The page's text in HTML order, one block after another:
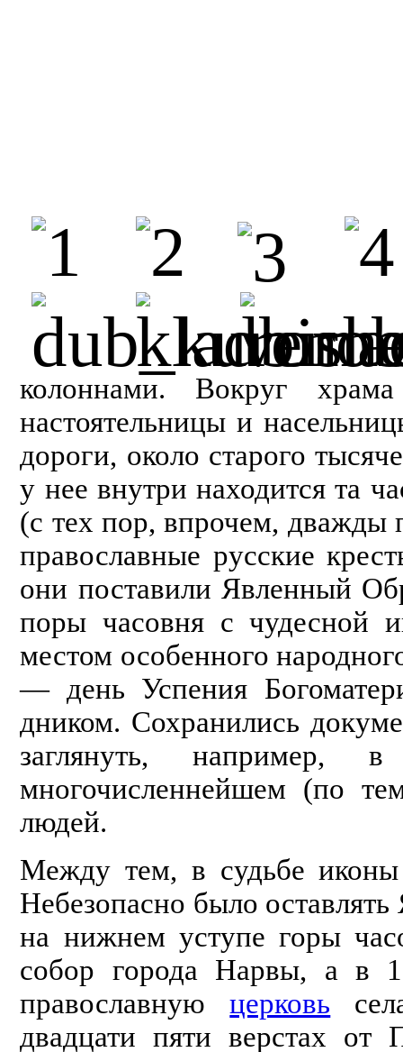
колоннами. Вокруг
настоятельницы и
дороги, около старого
у нее внутри находится та
(с тех пор, впрочем, дважды
православные русские
они по­ставили Явленный
поры часовня с чудесной
местом особенного
— день Успения
дником. Сохранились
заглянуть,
многочисленнейшем (по
людей.
Между тем, в судьбе иконы
Небезопасно было
на нижнем уступе горы
собор города Нарвы, а в
православнуюцерковь
двадцати пяти верстах